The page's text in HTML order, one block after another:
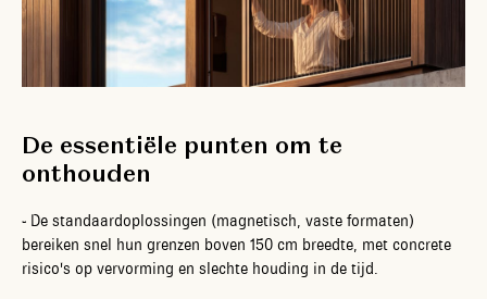
De essentiële punten om te
onthouden
- De standaardoplossingen (magnetisch, vaste formaten)
bereiken snel hun grenzen boven 150 cm breedte, met concrete
risico's op vervorming en slechte houding in de tijd.